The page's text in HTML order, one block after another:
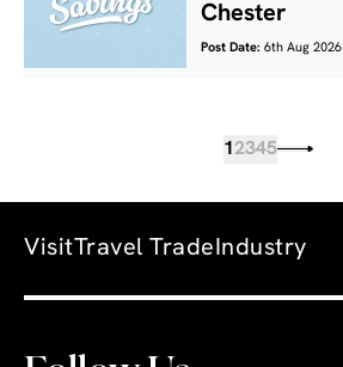
Chester
Post Date: 6th Aug 2026
1 2345
VisitTravel Trade Industry